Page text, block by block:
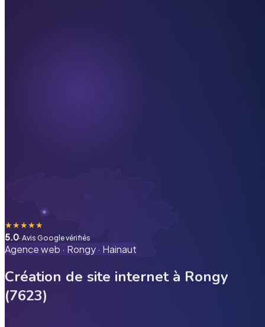
★★★★★
5.0· Avis Google vérifiés
Agence web · Rongy· Hainaut
Création de site internet à Rongy
(7623)